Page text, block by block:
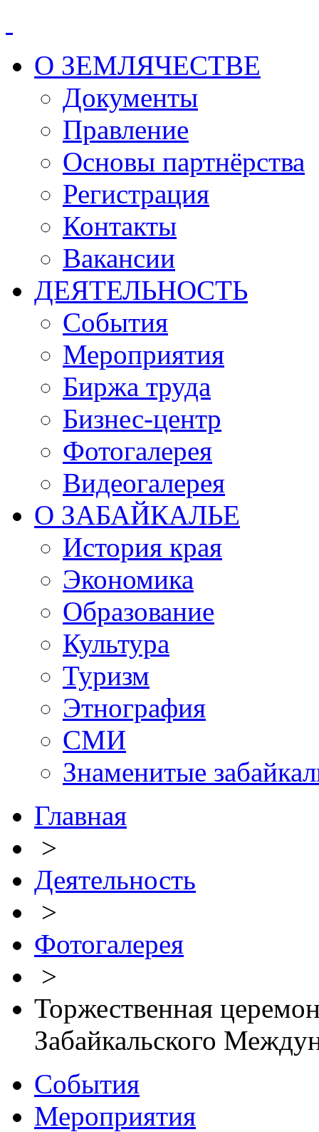
О ЗЕМЛЯЧЕСТВЕ
Документы
Правление
Основы партнёрства
Регистрация
Контакты
Вакансии
ДЕЯТЕЛЬНОСТЬ
События
Мероприятия
Биржа труда
Бизнес-центр
Фотогалерея
Видеогалерея
О ЗАБАЙКАЛЬЕ
История края
Экономика
Образование
Культура
Туризм
Этнография
СМИ
Знаменитые
Главная
>
Деятельность
>
Фотогалерея
>
Торжественная
Забайкальского
События
Мероприятия